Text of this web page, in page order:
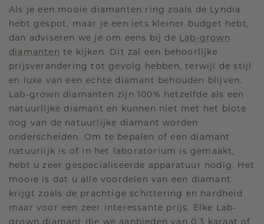
Als je een mooie diamanten ring zoals de Lyndia
hebt gespot, maar je een iets kleiner budget hebt,
dan adviseren we je om eens bij de Lab-grown
diamanten te kijken. Dit zal een behoorlijke
prijsverandering tot gevolg hebben, terwijl de stijl
en luxe van een echte diamant behouden blijven.
Lab-grown diamanten zijn 100% hetzelfde als een
natuurlijke diamant en kunnen niet met het blote
oog van de natuurlijke diamant worden
onderscheiden. Om te bepalen of een diamant
natuurlijk is of in het laboratorium is gemaakt,
hebt u zeer gespecialiseerde apparatuur nodig. Het
mooie is dat u alle voordelen van een diamant
krijgt zoals de prachtige schittering en hardheid
maar voor een zeer interessante prijs. Elke Lab-
grown diamant die we aanbieden van 0,3 karaat of